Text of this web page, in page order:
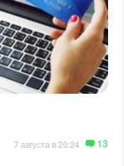
7 августа в 20:24 13